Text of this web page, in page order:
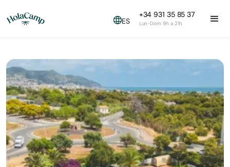
ES
+34 931 35 85 37
Lun-Dom 9h a 21h